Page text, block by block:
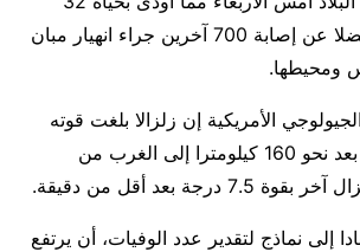
شخصا على الأقل فضلا عن إصابة 700 آخرين جراء انهيار مبان
ومحيطها.
الأمريكية إن زلزالا بلغت قوته
7.2 درجة وقع على بعد نحو 160 كيلومترا إلى الغرب من
بعد أقل من دقيقة.
إلى نماذج لتقدير عدد الوفيات، أن يرتفع